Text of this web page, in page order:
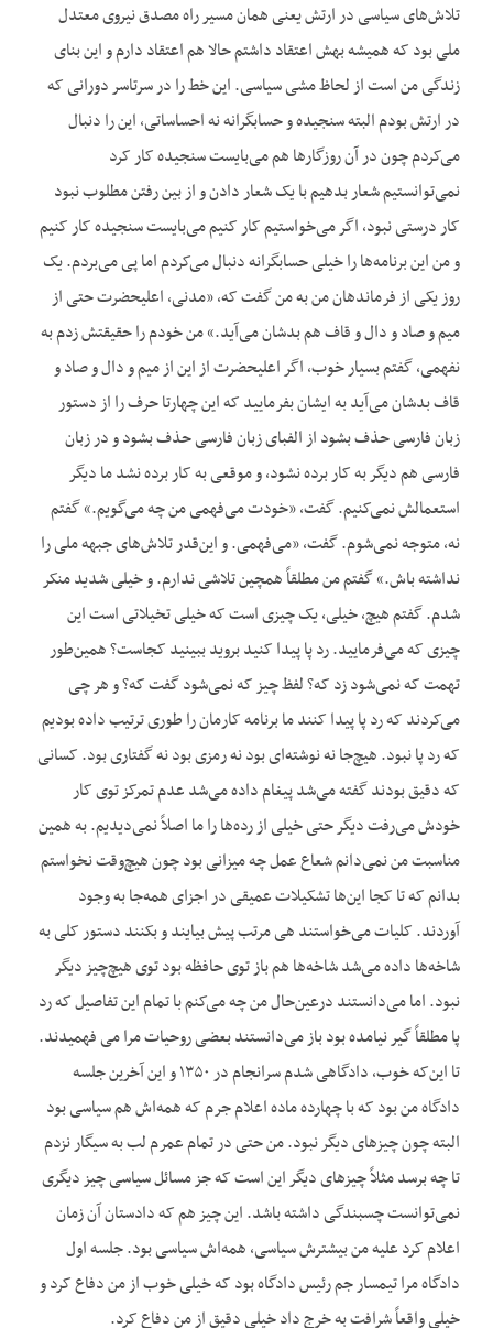
تلاش‌های سیاسی در ارتش یعنی همان مسیر راه مصدق نیروی معتدل
ملی بود که همیشه بهش اعتقاد داشتم حالا هم اعتقاد دارم و این بنای
زندگی من است از لحاظ مشی سیاسی. این خط را در سرتاسر دورانی که
در ارتش بودم البته سنجیده و حسابگرانه نه احساساتی، این را دنبال
می‌کردم چون در آن روزگارها هم می‌بایست سنجیده کار کرد
نمی‌توانستیم شعار بدهیم با یک شعار دادن و از بین رفتن مطلوب نبود
کار درستی نبود، اگر می‌خواستیم کار کنیم می‌بایست سنجیده کار کنیم
و من این برنامه‌ها را خیلی حسابگرانه دنبال می‌کردم اما پی می‌بردم. یک
روز یکی از فرماندهان من به من گفت که، «مدنی، اعلیحضرت حتی از
میم و صاد و دال و قاف هم بدشان می‌آید.» من خودم را حقیقتش زدم به
نفهمی، گفتم بسیار خوب، اگر اعلیحضرت از این از میم و دال و صاد و
قاف بدشان می‌آید به ایشان بفرمایید که این چهارتا حرف را از دستور
زبان فارسی حذف بشود از الفبای زبان فارسی حذف بشود و در زبان
فارسی هم دیگر به کار برده نشود، و موقعی به کار برده نشد ما دیگر
استعمالش نمی‌کنیم. گفت، «خودت می‌فهمی من چه می‌گویم.» گفتم
نه، متوجه نمی‌شوم. گفت، «می‌فهمی. و این‌قدر تلاش‌های جبهه ملی را
نداشته باش.» گفتم من مطلقاً همچین تلاشی ندارم. و خیلی شدید منکر
شدم. گفتم هیچ، خیلی، یک چیزی است که خیلی تخیلاتی است این
چیزی که می‌فرمایید. رد پا پیدا کنید بروید ببینید کجاست؟ همین‌طور
تهمت که نمی‌شود زد که؟ لفظ چیز که نمی‌شود گفت که؟ و هر چی
می‌کردند که رد پا پیدا کنند ما برنامه کارمان را طوری ترتیب داده بودیم
که رد پا نبود. هیچ‌جا نه نوشته‌ای بود نه رمزی بود نه گفتاری بود. کسانی
که دقیق بودند گفته می‌شد پیغام داده می‌شد عدم تمرکز توی کار
خودش می‌رفت دیگر حتی خیلی از رده‌ها را ما اصلاً نمی‌دیدیم. به همین
مناسبت من نمی‌دانم شعاع عمل چه میزانی بود چون هیچ‌وقت نخواستم
بدانم که تا کجا این‌ها تشکیلات عمیقی در اجزای همه‌جا به وجود
آوردند. کلیات می‌خواستند هی مرتب پیش بیایند و بکنند دستور کلی به
شاخه‌ها داده می‌شد شاخه‌ها هم باز توی حافظه بود توی هیچ‌چیز دیگر
نبود. اما می‌دانستند درعین‌حال من چه می‌کنم با تمام این تفاصیل که رد
پا مطلقاً گیر نیامده بود باز می‌دانستند بعضی روحیات مرا می فهمیدند.
تا این‌که خوب، دادگاهی شدم سرانجام در ۱۳۵۰ و این آخرین جلسه
دادگاه من بود که با چهارده ماده اعلام جرم که همه‌اش هم سیاسی بود
البته چون چیزهای دیگر نبود. من حتی در تمام عمرم لب به سیگار نزدم
تا چه برسد مثلاً چیزهای دیگر این است که جز مسائل سیاسی چیز دیگری
نمی‌توانست چسبندگی داشته باشد. این چیز هم که دادستان آن زمان
اعلام کرد علیه من بیشترش سیاسی، همه‌اش سیاسی بود. جلسه اول
دادگاه مرا تیمسار جم رئیس دادگاه بود که خیلی خوب از من دفاع کرد و
خیلی واقعاً شرافت به خرج داد خیلی دقیق از من دفاع کرد.